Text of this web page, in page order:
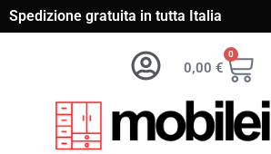
Spedizione gratuita in tutta Italia
0,00 €
0